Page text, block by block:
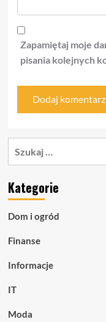
Zapamiętaj moje
pisania kolejnych
Kategorie
Dom i ogród
Finanse
Informacje
IT
Moda